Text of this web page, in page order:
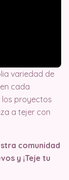
variedad de
cada
los proyectos
a tejer con
comunidad
y ¡Teje tu